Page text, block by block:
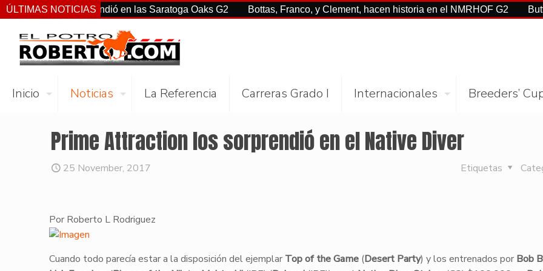
ÚLTIMAS NOTICIAS
Jr. sorprendió en las Saratoga Oaks G2 Bottas, Franco, y Clement, hacen historia en el NMRHOF G2 Buttah con
Inicio Noticias La Referencia Carreras Grado I Internacionales Breeders’
Prime Attraction los sorprendió en el Native Diver
25 November, 2017 Etiquetas
Por Roberto L Rodriguez
Cuando todo parecía estar a la disposición del ejemplar Top of the Game(Desert Party) y los entrenados por Bob